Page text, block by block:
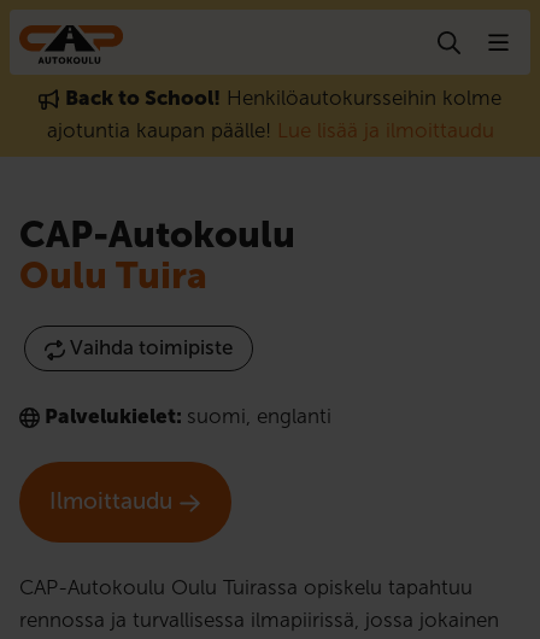
Hyppää sisältöön
Back to School! Henkilöautokursseihin kolme
ajotuntia kaupan päälle! Lue lisää ja ilmoittaudu
CAP-Autokoulu
Oulu Tuira
Vaihda toimipiste
Palvelukielet: suomi englanti
Ilmoittaudu
CAP-Autokoulu Oulu Tuirassa opiskelu tapahtuu
rennossa ja turvallisessa ilmapiirissä, jossa jokainen